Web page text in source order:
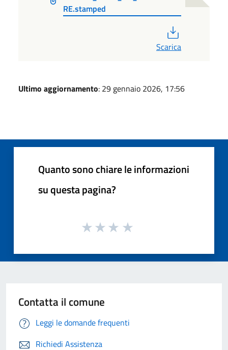
RE.stamped
Scarica
Ultimo aggiornamento: 29 gennaio 2026, 17:56
Quanto sono chiare le informazioni
su questa pagina?
Contatta il comune
Leggi le domande frequenti
Richiedi Assistenza